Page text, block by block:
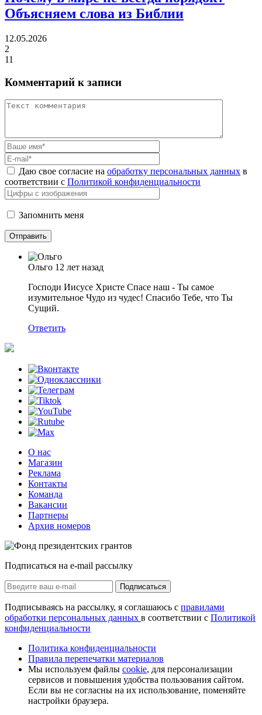
Объясняем слова из Библии
12.05.2026
2
11
Комментарий к записи
Даю свое согласие на обработку персональных данных в
соответствии с Политикой конфиденциальности
Запомнить меня
Ольго 12 лет назад
Господи Иисусе Христе Спасе наш - Ты самое
изумительное Чудо из чудес! Спасибо Тебе, что Ты
Сущий.
Ответить
О нас
Магазин
Реклама
Контакты
Команда
Вакансии
Партнеры
Архив номеров
Подписаться на e-mail рассылку
Подписаться
Подписываясь на рассылку, я соглашаюсь с правилами
обработки персональных данных в соответствии с Политикой
конфиденциальности
Политика конфиденциальности
Правила перепечатки материалов
Мы используем файлы cookie, для персонализации
сервисов и повышения удобства пользования сайтом.
Если вы не согласны на их использование, поменяйте
настройки браузера.